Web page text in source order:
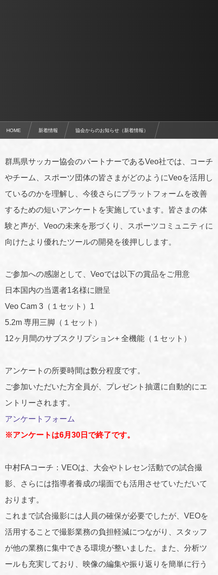
HOME 新着情報 協会からのお知らせ（新着情報）
群馬県サッカー協会のパートナーであるVeo社では、コーチ
やチーム、スポーツ団体の皆さまがどのようにVeoを活用し
ているのかを理解し、今後さらにプラットフォームを改善
するための短いアンケートを実施しています。皆さまの体
験と声が、Veoの未来を形づくり、スポーツコミュニティに
向けたより優れたツールの開発を後押しします。
ご参加への感謝として、Veoでは以下の賞品をご用意
日本国内の当選者1名様に贈呈
Veo Cam 3（１セット）1
5.2m 専用三脚（１セット）
12ヶ月間のサブスクリプション+ 全機能（１セット）
アンケートの所要時間は数分程度です。
ご参加いただいた方全員が、プレゼント抽選に自動的にエ
ントリーされます。
アンケートフォーム
※アンケートは6月30日で終了です。
中村FAコーチ：VEOは、大会やトレセン活動での試合撮
影、さらには指導者養成の場面でも活用させていただいて
おります。
これまで試合撮影には人員の確保が必要でしたが、VEOを
活用することで撮影業務の負担軽減につながり、スタッフ
が他の業務に集中できる環境が整いました。また、分析ツ
ールも充実しており、映像の編集や振り返りを簡単に行う